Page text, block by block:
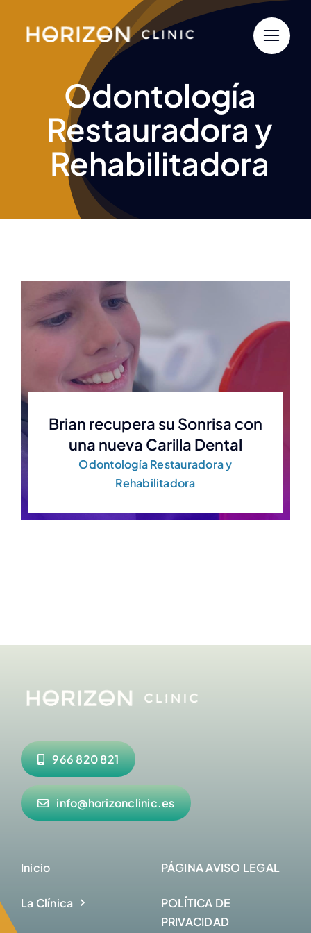
Odontología
Restauradora y
Rehabilitadora
Brian recupera su Sonrisa con
una nueva Carilla Dental
Odontología Restauradora y
Rehabilitadora
966 820 821
info@horizonclinic.es
Inicio
La Clínica
PÁGINA AVISO LEGAL
POLÍTICA DE
PRIVACIDAD